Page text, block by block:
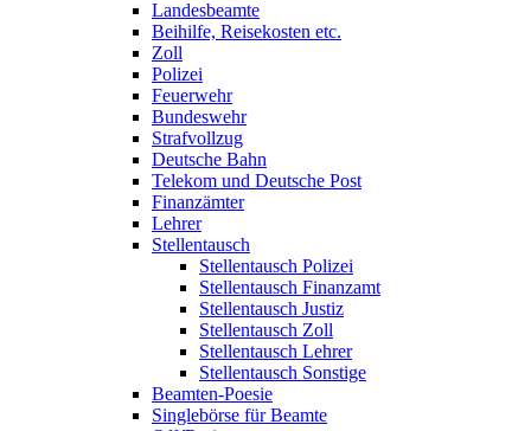
Landesbeamte
Beihilfe, Reisekosten etc.
Zoll
Polizei
Feuerwehr
Bundeswehr
Strafvollzug
Deutsche Bahn
Telekom und Deutsche Post
Finanzämter
Lehrer
Stellentausch
Stellentausch Polizei
Stellentausch Finanzamt
Stellentausch Justiz
Stellentausch Zoll
Stellentausch Lehrer
Stellentausch Sonstige
Beamten-Poesie
Singlebörse für Beamte